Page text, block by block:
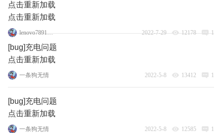
点击重新加载
点击重新加载
lenovo78916558 2022-7-29 12178 1
[bug]充电问题
点击重新加载
一条狗无情 2022-5-8 13412 1
[bug]充电问题
点击重新加载
一条狗无情 2022-5-8 12585 1